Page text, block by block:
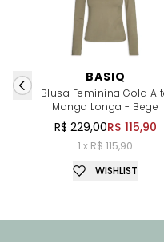
BASIQ
Blusa Feminina Gola
Manga Longa - Bege
R$ 229,00R$ 115,90
1 x R$ 115,90
WISHLIST